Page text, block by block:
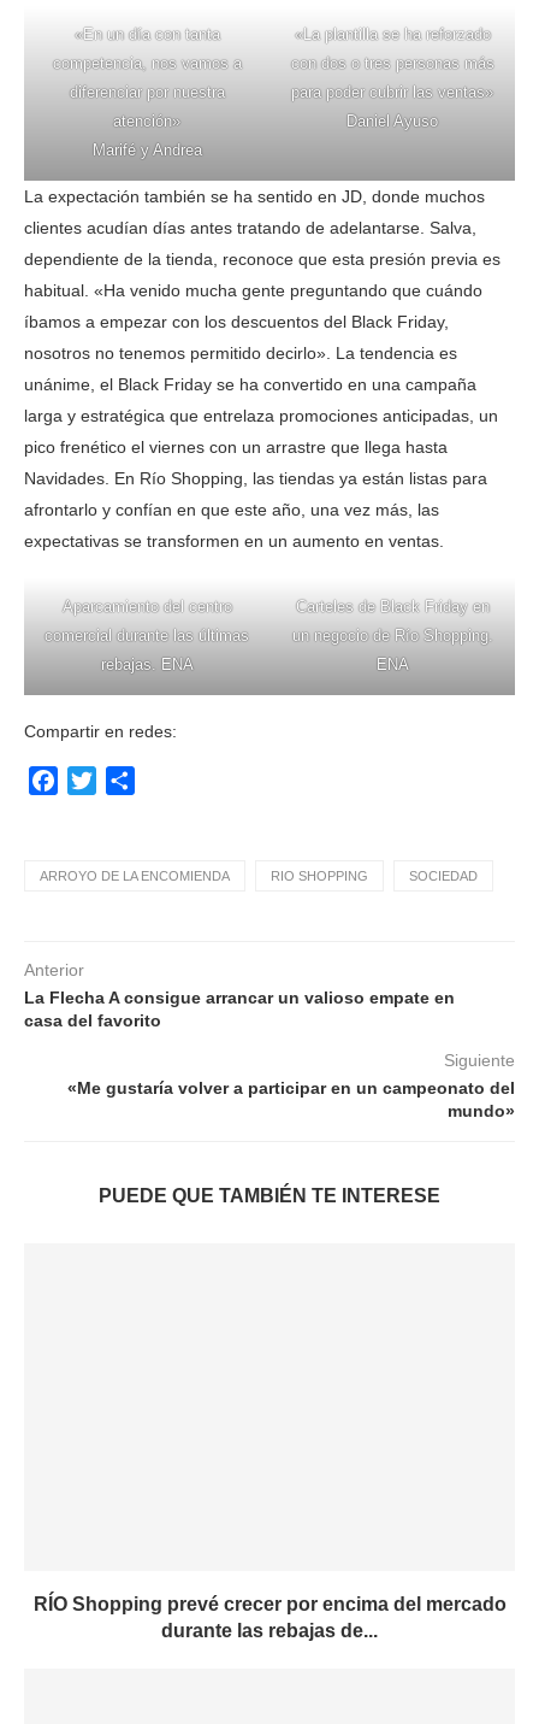
«En un día con tanta
competencia, nos vamos a
diferenciar por nuestra
atención»
Marifé y Andrea
«La plantilla se ha reforzado
con dos o tres personas más
para poder cubrir las ventas»
Daniel Ayuso
La expectación también se ha sentido en JD, donde muchos
clientes acudían días antes tratando de adelantarse. Salva,
dependiente de la tienda, reconoce que esta presión previa es
habitual. «Ha venido mucha gente preguntando que cuándo
íbamos a empezar con los descuentos del Black Friday,
nosotros no tenemos permitido decirlo». La tendencia es
unánime, el Black Friday se ha convertido en una campaña
larga y estratégica que entrelaza promociones anticipadas, un
pico frenético el viernes con un arrastre que llega hasta
Navidades. En Río Shopping, las tiendas ya están listas para
afrontarlo y confían en que este año, una vez más, las
expectativas se transformen en un aumento en ventas.
Aparcamiento del centro
comercial durante las últimas
rebajas. ENA
Carteles de Black Friday en
un negocio de Río Shopping.
ENA
Compartir en redes:
Facebook
Twitter
ARROYO DE LA ENCOMIENDA RIO SHOPPING SOCIEDAD
Anterior
La Flecha A consigue arrancar un valioso empate en
casa del favorito
Siguiente
«Me gustaría volver a participar en un campeonato del
mundo»
PUEDE QUE TAMBIÉN TE INTERESE
RÍO Shopping prevé crecer por encima del mercado
durante las rebajas de...